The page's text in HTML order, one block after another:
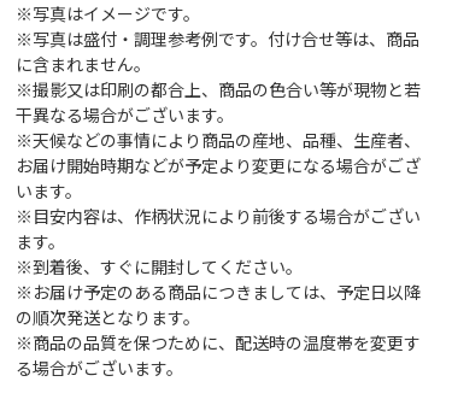
※写真はイメージです。
※写真は盛付・調理参考例です。付け合せ等は、商品
に含まれません。
※撮影又は印刷の都合上、商品の色合い等が現物と若
干異なる場合がございます。
※天候などの事情により商品の産地、品種、生産者、
お届け開始時期などが予定より変更になる場合がござ
います。
※目安内容は、作柄状況により前後する場合がござい
ます。
※到着後、すぐに開封してください。
※お届け予定のある商品につきましては、予定日以降
の順次発送となります。
※商品の品質を保つために、配送時の温度帯を変更す
る場合がございます。